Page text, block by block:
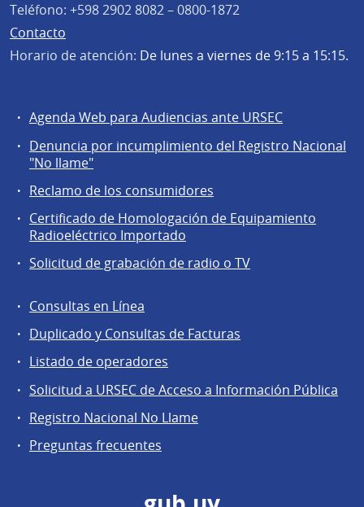
Teléfono: +598 2902 8082 – 0800-1872
Contacto
Horario de atención: De lunes a viernes de 9:15 a 15:15.
Servicios
comunidad
Agenda Web para Audiencias ante URSEC
Denuncia por incumplimiento del Registro Nacional
"No llame"
Reclamo de los consumidores
Certificado de Homologación de Equipamiento
Radioeléctrico Importado
Solicitud de grabación de radio o TV
Agentes
regulados
Consultas en Línea
Duplicado y Consultas de Facturas
Listado de operadores
Solicitud a URSEC de Acceso a Información Pública
Registro Nacional No Llame
Preguntas frecuentes